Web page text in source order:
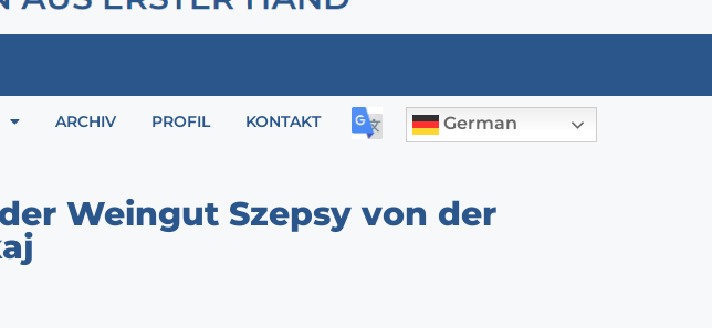
ARCHIV PROFIL KONTAKT German
Weingut Szepsy von der